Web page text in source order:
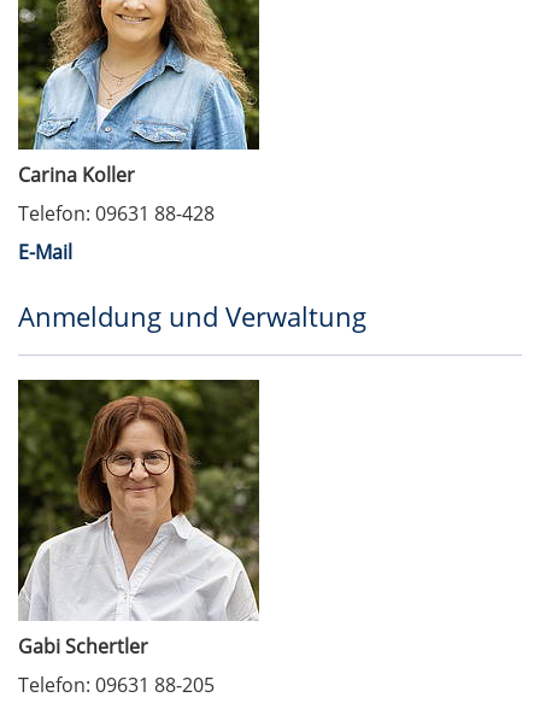
Carina Koller
Telefon: 09631 88-428
E-Mail
Anmeldung und Verwaltung
Gabi Schertler
Telefon: 09631 88-205